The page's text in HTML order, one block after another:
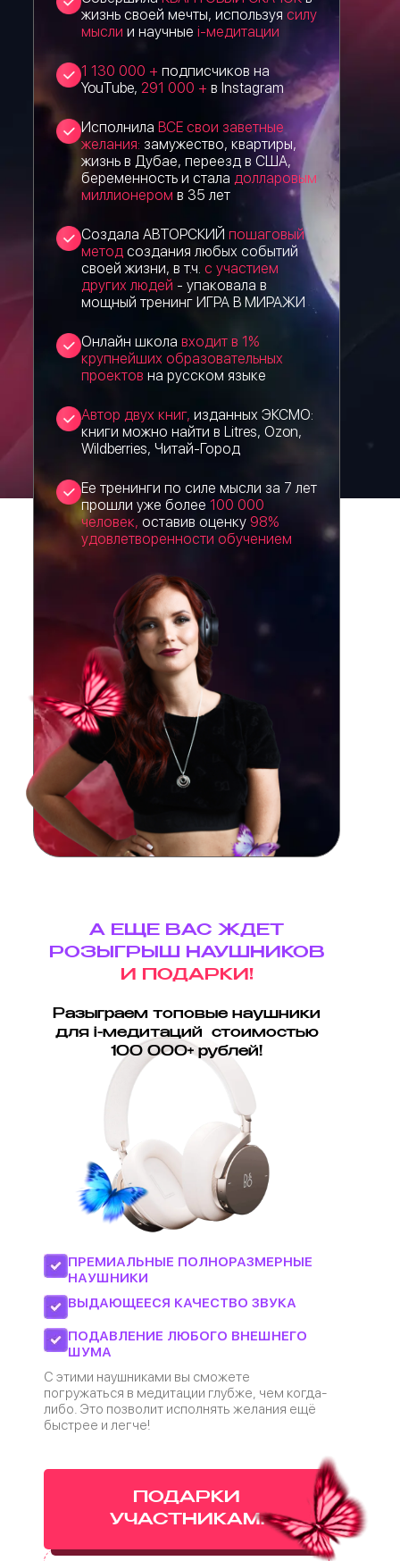
жизнь своей мечты, используя силу
мысли и научные і-медитации
1 130 000 + подписчиков на
YouTube, 291 000 + в Instagram
Исполнила ВСЕ свои заветные
желания: замужество, квартиры,
жизнь в Дубае, переезд в США,
беременность и стала долларовым
миллионером в 35 лет
Создала АВТОРСКИЙ пошаговый
метод создания любых событий
своей жизни, в т.ч. с участием
других людей - упаковала в
мощный тренинг ИГРА В МИРАЖИ
Онлайн школа входит в 1%
крупнейших образовательных
проектов на русском языке
Автор двух книг, изданных ЭКСМО:
книги можно найти в Litres, Ozon,
Wildberries, Читай-Город
Ее тренинги по силе мысли за 7 лет
прошли уже более 100 000
человек, оставив оценку 98%
удовлетворенности обучением
А ЕЩЕ ВАС ЖДЕТ
РОЗЫГРЫШ НАУШНИКОВ
И ПОДАРКИ!
Разыграем топовые наушники
для i-медитаций стоимостью
100 000+ рублей!
ПРЕМИАЛЬНЫЕ ПОЛНОРАЗМЕРНЫЕ
НАУШНИКИ
ВЫДАЮЩЕЕСЯ КАЧЕСТВО ЗВУКА
ПОДАВЛЕНИЕ ЛЮБОГО ВНЕШНЕГО
ШУМА
С этими наушниками вы сможете
погружаться в медитации глубже, чем когда-
либо. Это позволит исполнять желания ещё
быстрее и легче!
ПОДАРКИ
УЧАСТНИКАМ: